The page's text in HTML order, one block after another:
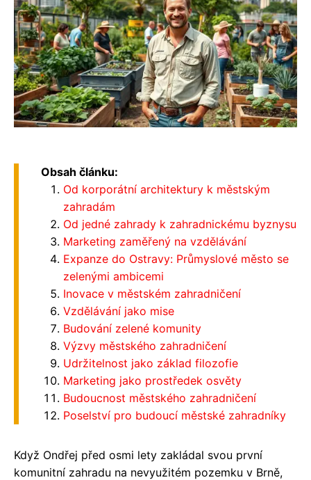
Obsah článku:
Od korporátní architektury k městským
zahradám
Od jedné zahrady k zahradnickému byznysu
Marketing zaměřený na vzdělávání
Expanze do Ostravy: Průmyslové město se
zelenými ambicemi
Inovace v městském zahradničení
Vzdělávání jako mise
Budování zelené komunity
Výzvy městského zahradničení
Udržitelnost jako základ filozofie
Marketing jako prostředek osvěty
Budoucnost městského zahradničení
Poselství pro budoucí městské zahradníky
Když Ondřej před osmi lety zakládal svou první
komunitní zahradu na nevyužitém pozemku v Brně,